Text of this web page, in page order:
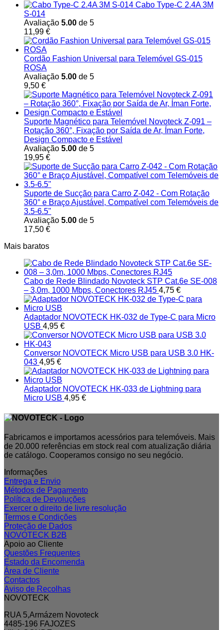
Cabo Type-C 2.4A 3M
S-014
Avaliação 5.00 de 5
11,99 €
Cordão Fashion Universal para Telemóvel GS-015
ROSA
Avaliação 5.00 de 5
9,50 €
Suporte Magnético para Telemóvel Novoteck Z-091 –
Rotação 360°, Fixação por Saída de Ar, Íman Forte,
Design Compacto e Estável
Avaliação 5.00 de 5
19,95 €
Suporte de Sucção para Carro Z-042 - Com Rotação
360° e Braço Ajustável, Compatível com Telemóveis de
3.5-6.5"
Avaliação 5.00 de 5
17,50 €
Mais baratos
Cabo de Rede Blindado Novoteck STP Cat.6e SE-008
– 3,0m, 1000 Mbps, Conectores RJ45 4,75 €
Adaptador NOVOTECK HK-032 de Type-C para Micro
USB 4,95 €
Conversor NOVOTECK Micro USB para USB 3.0 HK-
043 4,95 €
Adaptador NOVOTECK HK-033 de Lightning para
Micro USB 4,95 €
Fabricamos e importamos acessórios para telemóveis. Mais
de 20.000 referências em stock real com atualização diária
de catálogo. Cooperamos consigo no seu negócio.
Informações
Entrega e Envio
Métodos de Pagamento
Política de Devoluções
Exercer o direito de livre resolução
Termos e Condições
Proteção de Dados
NOVOTECK B2B
Apoio ao Cliente
Questões Frequentes
Estado da Encomenda
Área de Cliente
Contactos
Aviso de Recolhas
NOVOTECK
RUA 5,Armázem Novoteck
4485-196 FAJOZES